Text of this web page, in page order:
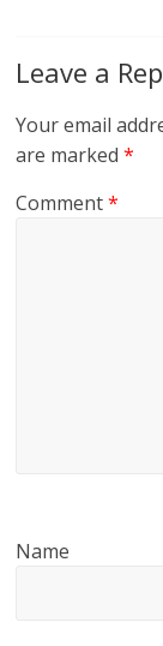
Leave a
Your email
are marked*
Comment*
Name